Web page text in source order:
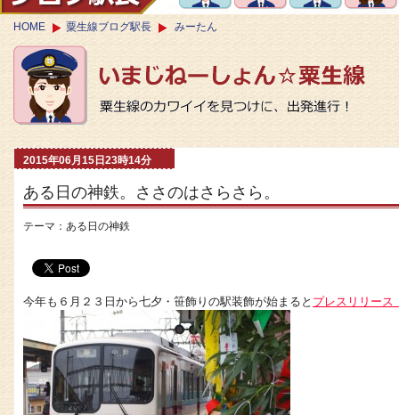
HOME 粟生線ブログ駅長 みーたん
2015年06月15日23時14分
ある日の神鉄。ささのはさらさら。
テーマ： ある日の神鉄
今年も６月２３日から七夕・笹飾りの駅装飾が始まると プレスリリース